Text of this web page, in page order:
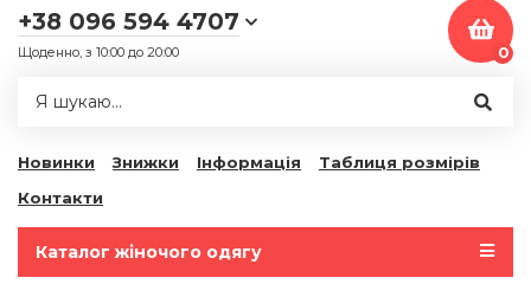
+38 096 594 4707
Щоденно, з 10:00 до 20:00 0
Новинки Знижки Інформація
Таблиця розмірів
Контакти
Каталог жіночого одягу